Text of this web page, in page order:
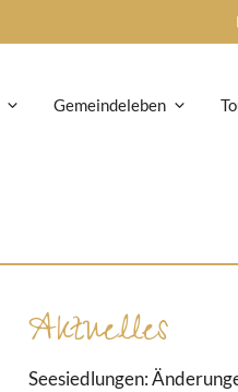
Gemeindeleben
Aktuelles
Seesiedlungen: